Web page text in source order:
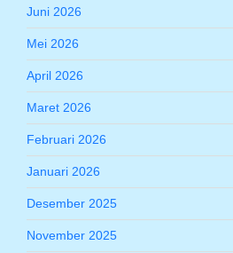
Juni 2026
Mei 2026
April 2026
Maret 2026
Februari 2026
Januari 2026
Desember 2025
November 2025